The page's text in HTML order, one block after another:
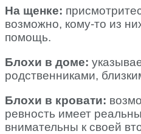
На щенке:
возможно, кому-то из
помощь.
Блохи в доме:
родственниками,
Блохи в кровати:
ревность имеет
внимательны к своей